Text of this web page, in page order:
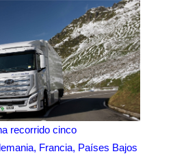
recorrido cinco
Francia, Países Bajos